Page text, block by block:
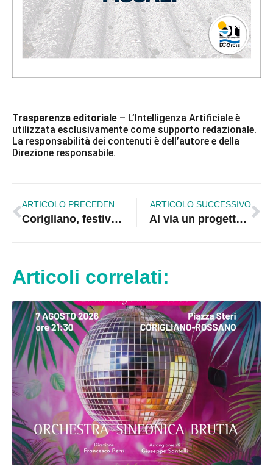
Trasparenza editoriale – L’Intelligenza Artificiale è
utilizzata esclusivamente come supporto redazionale.
La responsabilità dei contenuti è dell’autore e della
Direzione responsabile.
Corigliano, festival del teatro a tema scolastico. In scena Sbarchi Clandestini
ARTICOLO SUCCESSIVO
Al via un progetto per l’attuazione del Piano Locale “SILAvoro”
Articoli correlati: